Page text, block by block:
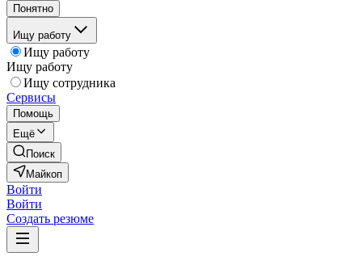
Понятно
Ищу работу
Ищу работу
Ищу работу
Ищу сотрудника
Сервисы
Помощь
Ещё
Поиск
Майкоп
Войти
Войти
Создать резюме